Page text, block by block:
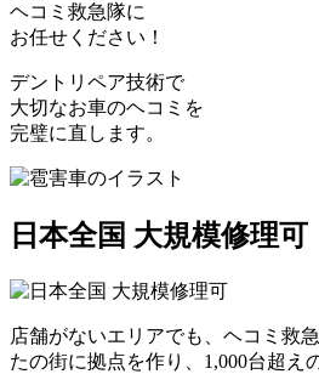
ヘコミ救急隊に
お任せください！
デントリペア技術で
大切なお車のヘコミを
完璧に直します。
日本全国 大規模修理可
店舗がないエリアでも、ヘコミ救
たの街に拠点を作り、1,000台超え